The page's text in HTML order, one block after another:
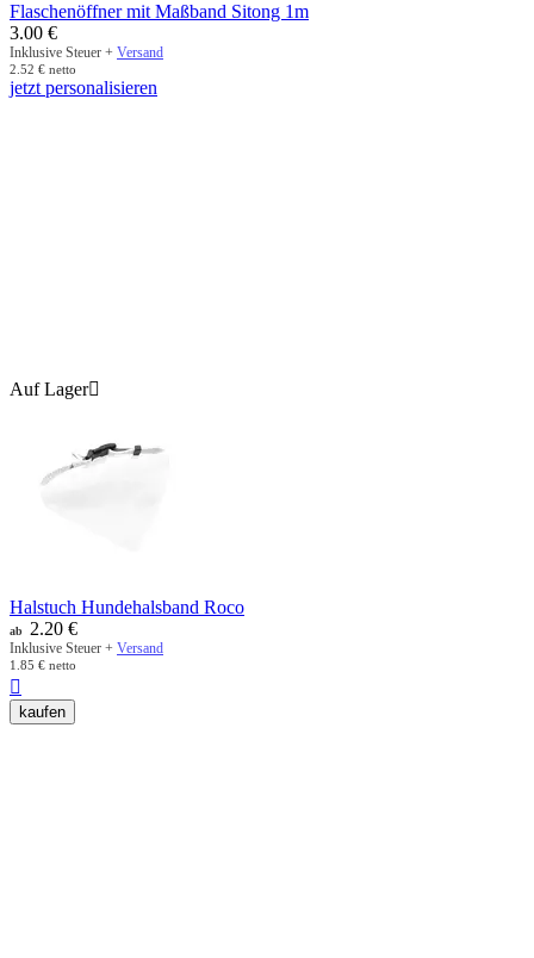
Flaschenöffner mit Maßband Sitong 1m
3.00 €
Inklusive Steuer + Versand
2.52 € netto
jetzt personalisieren
Auf Lager
Halstuch Hundehalsband Roco
ab 2.20 €
Inklusive Steuer + Versand
1.85 € netto

kaufen